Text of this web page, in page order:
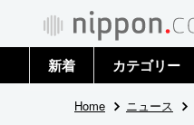
新着 カテゴリー
政治・外交
Home ニュース